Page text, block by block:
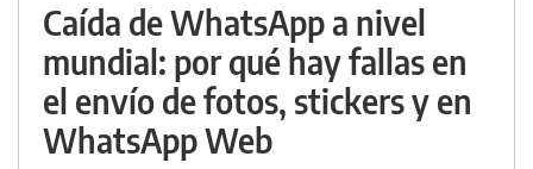
Caída de WhatsApp a nivel
mundial: por qué hay fallas en
el envío de fotos, stickers y en
WhatsApp Web